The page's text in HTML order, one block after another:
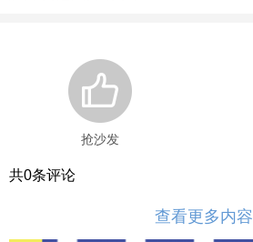
抢沙发
共0条评论
查看更多内容